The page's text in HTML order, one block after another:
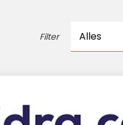
Filter